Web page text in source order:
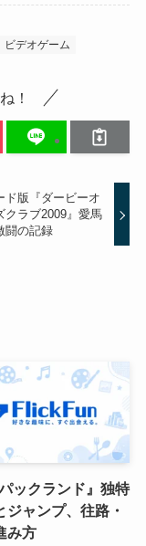
ビデオゲーム
！
ド版『ダービーオ
クラブ2009』愛馬
闘の記録
ックランド』独特
ジャンプ、往路・
み方